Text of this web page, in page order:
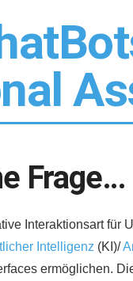
Frage…
Interaktionsart für
Intelligenz (KI)/
ermöglichen.